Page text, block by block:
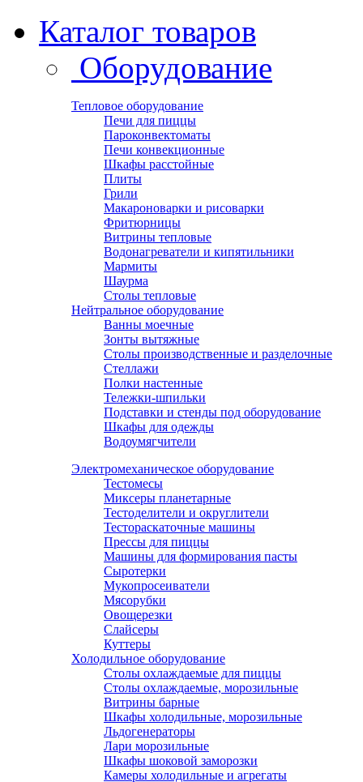
Каталог товаров
Оборудование
Тепловое оборудование
Печи для пиццы
Пароконвектоматы
Печи конвекционные
Шкафы расстойные
Плиты
Грили
Макароноварки и рисоварки
Фритюрницы
Витрины тепловые
Водонагреватели и кипятильники
Мармиты
Шаурма
Столы тепловые
Нейтральное оборудование
Ванны моечные
Зонты вытяжные
Столы производственные и разделочные
Стеллажи
Полки настенные
Тележки-шпильки
Подставки и стенды под оборудование
Шкафы для одежды
Водоумягчители
Электромеханическое оборудование
Тестомесы
Миксеры планетарные
Тестоделители и округлители
Тестораскаточные машины
Прессы для пиццы
Машины для формирования пасты
Сыротерки
Мукопросеиватели
Мясорубки
Овощерезки
Слайсеры
Куттеры
Холодильное оборудование
Столы охлаждаемые для пиццы
Столы охлаждаемые, морозильные
Витрины барные
Шкафы холодильные, морозильные
Льдогенераторы
Лари морозильные
Шкафы шоковой заморозки
Камеры холодильные и агрегаты